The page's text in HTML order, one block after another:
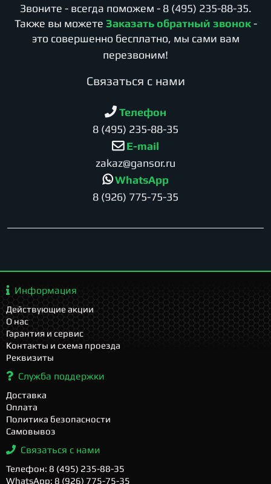
Звоните - всегда поможем - 8 (495) 235-88-35.
Также вы можете Заказать обратный звонок -
это совершенно бесплатно, мы сами вам
перезвоним!
Cвязаться с нами
Телефон
8 (495) 235-88-35
E-mail
zakaz@gansor.ru
WhatsApp
8 (926) 775-75-35
Информация
Действующие акции
О нас
Гарантия и сервис
Контакты и схема проезда
Реквизиты
Служба поддержки
Доставка
Оплата
Политика безопасности
Самовывоз
Связаться с нами
Телефон: 8 (495) 235-88-35
WhatsApp: 8 (926) 775-75-35